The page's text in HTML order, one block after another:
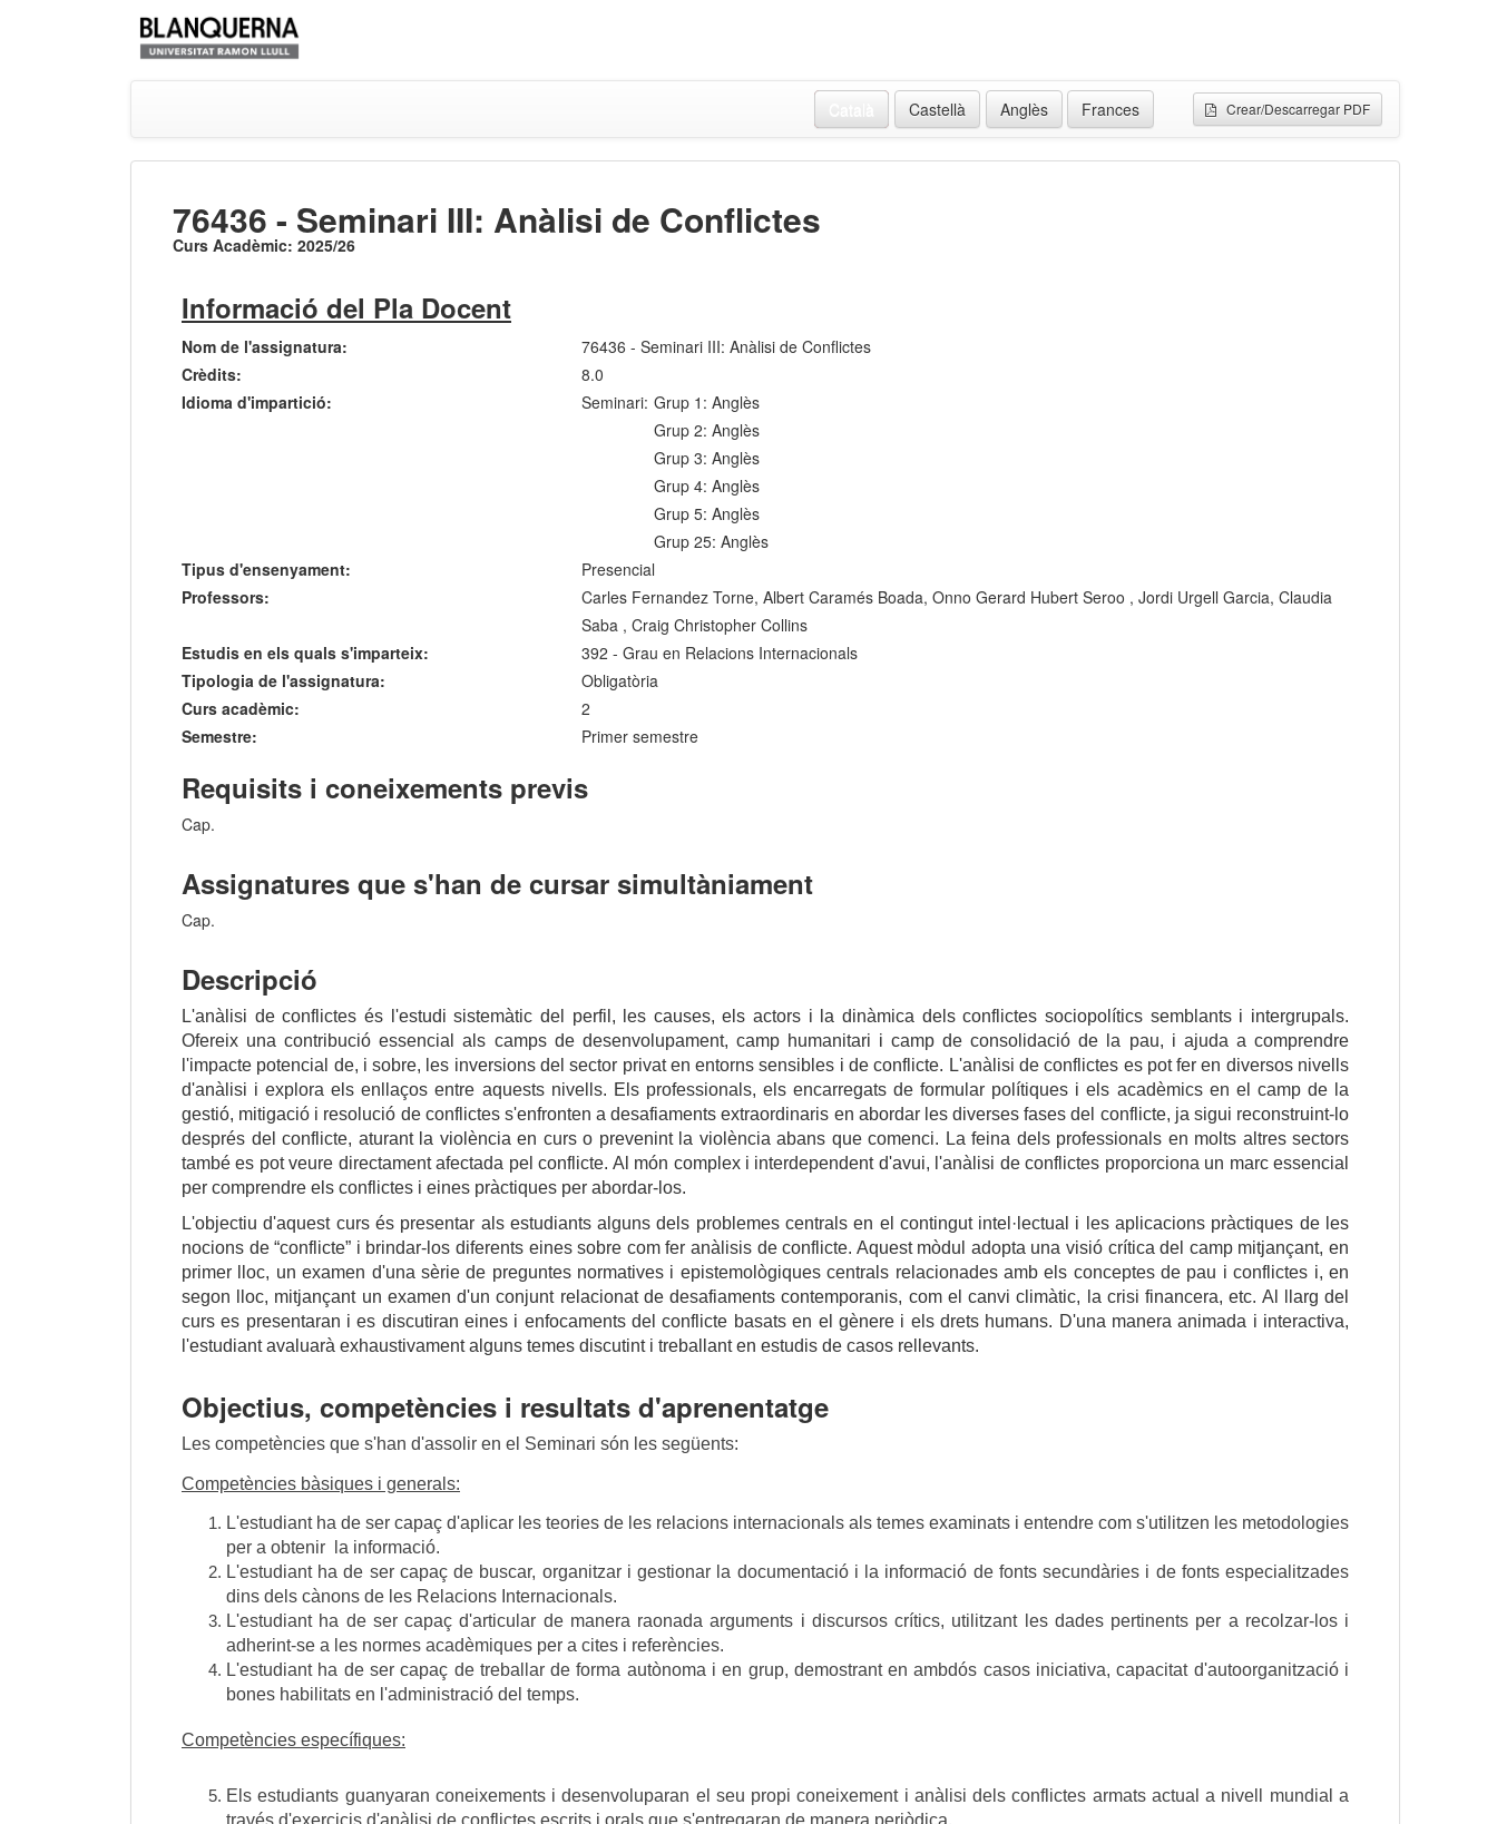
Crear/Descarregar PDF
Castellà Anglès Frances
76436 - Seminari III: Anàlisi de Conflictes
Curs Acadèmic: 2025/26
Informació del Pla Docent
Nom de l'assignatura:
76436 - Seminari III: Anàlisi de Conflictes
Crèdits:
8.0
Idioma d'impartició:
Seminari: Grup 1: Anglès
Grup 2: Anglès
Grup 3: Anglès
Grup 4: Anglès
Grup 5: Anglès
Grup 25: Anglès
Tipus d'ensenyament:
Presencial
Professors:
Carles Fernandez Torne, Albert Caramés Boada, Onno Gerard Hubert Seroo , Jordi Urgell Garcia, Claudia
Saba , Craig Christopher Collins
Estudis en els quals s'imparteix:
392 - Grau en Relacions Internacionals
Tipologia de l'assignatura:
Obligatòria
Curs acadèmic:
2
Semestre:
Primer semestre
Requisits i coneixements previs
Cap.
Assignatures que s'han de cursar simultàniament
Cap.
Descripció
L'anàlisi de conflictes és l'estudi sistemàtic del perfil, les causes, els actors i la dinàmica dels conflictes sociopolítics semblants i intergrupals.
Ofereix una contribució essencial als camps de desenvolupament, camp humanitari i camp de consolidació de la pau, i ajuda a comprendre
l'impacte potencial de, i sobre, les inversions del sector privat en entorns sensibles i de conflicte. L'anàlisi de conflictes es pot fer en diversos nivells
d'anàlisi i explora els enllaços entre aquests nivells. Els professionals, els encarregats de formular polítiques i els acadèmics en el camp de la
gestió, mitigació i resolució de conflictes s'enfronten a desafiaments extraordinaris en abordar les diverses fases del conflicte, ja sigui reconstruint-lo
després del conflicte, aturant la violència en curs o prevenint la violència abans que comenci. La feina dels professionals en molts altres sectors
també es pot veure directament afectada pel conflicte. Al món complex i interdependent d'avui, l'anàlisi de conflictes proporciona un marc essencial
per comprendre els conflictes i eines pràctiques per abordar-los.
L'objectiu d'aquest curs és presentar als estudiants alguns dels problemes centrals en el contingut intel·lectual i les aplicacions pràctiques de les
nocions de “conflicte” i brindar-los diferents eines sobre com fer anàlisis de conflicte. Aquest mòdul adopta una visió crítica del camp mitjançant, en
primer lloc, un examen d'una sèrie de preguntes normatives i epistemològiques centrals relacionades amb els conceptes de pau i conflictes i, en
segon lloc, mitjançant un examen d'un conjunt relacionat de desafiaments contemporanis, com el canvi climàtic, la crisi financera, etc. Al llarg del
curs es presentaran i es discutiran eines i enfocaments del conflicte basats en el gènere i els drets humans. D'una manera animada i interactiva,
l'estudiant avaluarà exhaustivament alguns temes discutint i treballant en estudis de casos rellevants.
Objectius, competències i resultats d'aprenentatge
Les competències que s'han d'assolir en el Seminari són les següents:
Competències bàsiques i generals:
L'estudiant ha de ser capaç d'aplicar les teories de les relacions internacionals als temes examinats i entendre com s'utilitzen les metodologies
per a obtenir  la informació.
L'estudiant ha de ser capaç de buscar, organitzar i gestionar la documentació i la informació de fonts secundàries i de fonts especialitzades
dins dels cànons de les Relacions Internacionals.
L'estudiant ha de ser capaç d'articular de manera raonada arguments i discursos crítics, utilitzant les dades pertinents per a recolzar-los i
adherint-se a les normes acadèmiques per a cites i referències.
L'estudiant ha de ser capaç de treballar de forma autònoma i en grup, demostrant en ambdós casos iniciativa, capacitat d'autoorganització i
bones habilitats en l'administració del temps.
Competències específiques:
Els estudiants guanyaran coneixements i desenvoluparan el seu propi coneixement i anàlisi dels conflictes armats actual a nivell mundial a
través d'exercicis d'anàlisi de conflictes escrits i orals que s'entregaran de manera periòdica.